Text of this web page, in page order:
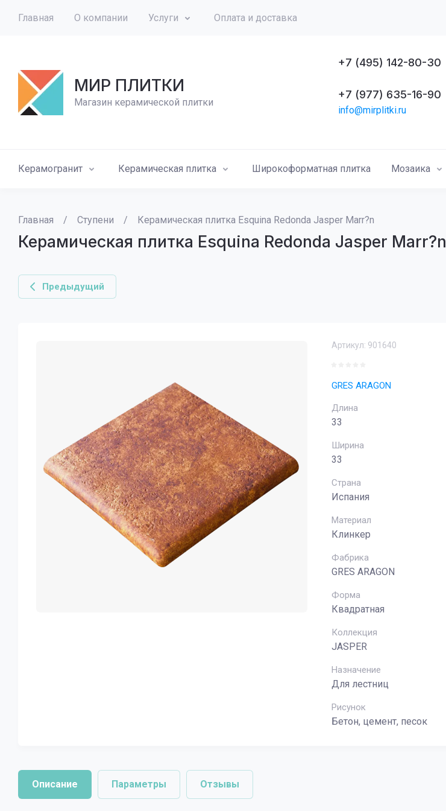
Главная О компании Услуги Оплата и доставка
МИР ПЛИТКИ
Магазин керамической плитки
+7 (495) 142-80-30
+7 (977) 635-16-90
info@mirplitki.ru
Керамогранит Керамическая плитка Широкоформатная плитка Мозаика
Главная / Ступени / Керамическая плитка Esquina Redonda Jasper Marr?n
Керамическая плитка Esquina Redonda Jasper Marr?n
Предыдущий
Артикул: 901640
GRES ARAGON
Длина
33
Ширина
33
Страна
Испания
Материал
Клинкер
Фабрика
GRES ARAGON
Форма
Квадратная
Коллекция
JASPER
Назначение
Для лестниц
Рисунок
Бетон, цемент, песок
Описание Параметры Отзывы